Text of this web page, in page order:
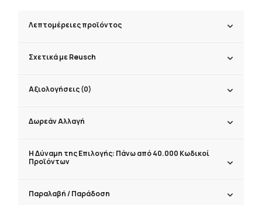
Λεπτομέρειες προϊόντος
Σχετικά με Reusch
Αξιολογήσεις (0)
Δωρεάν Αλλαγή
Η Δύναμη της Επιλογής: Πάνω από 40.000 Κωδικοί
Προϊόντων
Παραλαβή / Παράδoση